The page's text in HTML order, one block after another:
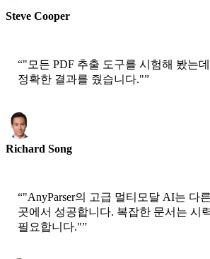
Steve Cooper
“"모든 PDF 추출 도구를 시험해 봤는
정확한 결과를 줬습니다."”
Richard Song
“"AnyParser의 고급 멀티모달 AI는 다
곳에서 성공합니다. 복잡한 문서는 시
필요합니다."”